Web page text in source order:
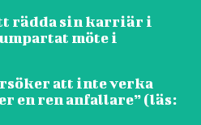
rädda sin karriär i
möte i
att inte verka
en ren anfallare” (läs: